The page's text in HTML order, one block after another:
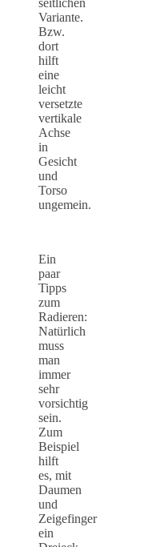
seitlichen
Variante.
Bzw.
dort
hilft
eine
leicht
versetzte
vertikale
Achse
in
Gesicht
und
Torso
ungemein.
Ein
paar
Tipps
zum
Radieren:
Natürlich
muss
man
immer
sehr
vorsichtig
sein.
Zum
Beispiel
hilft
es, mit
Daumen
und
Zeigefinger
ein